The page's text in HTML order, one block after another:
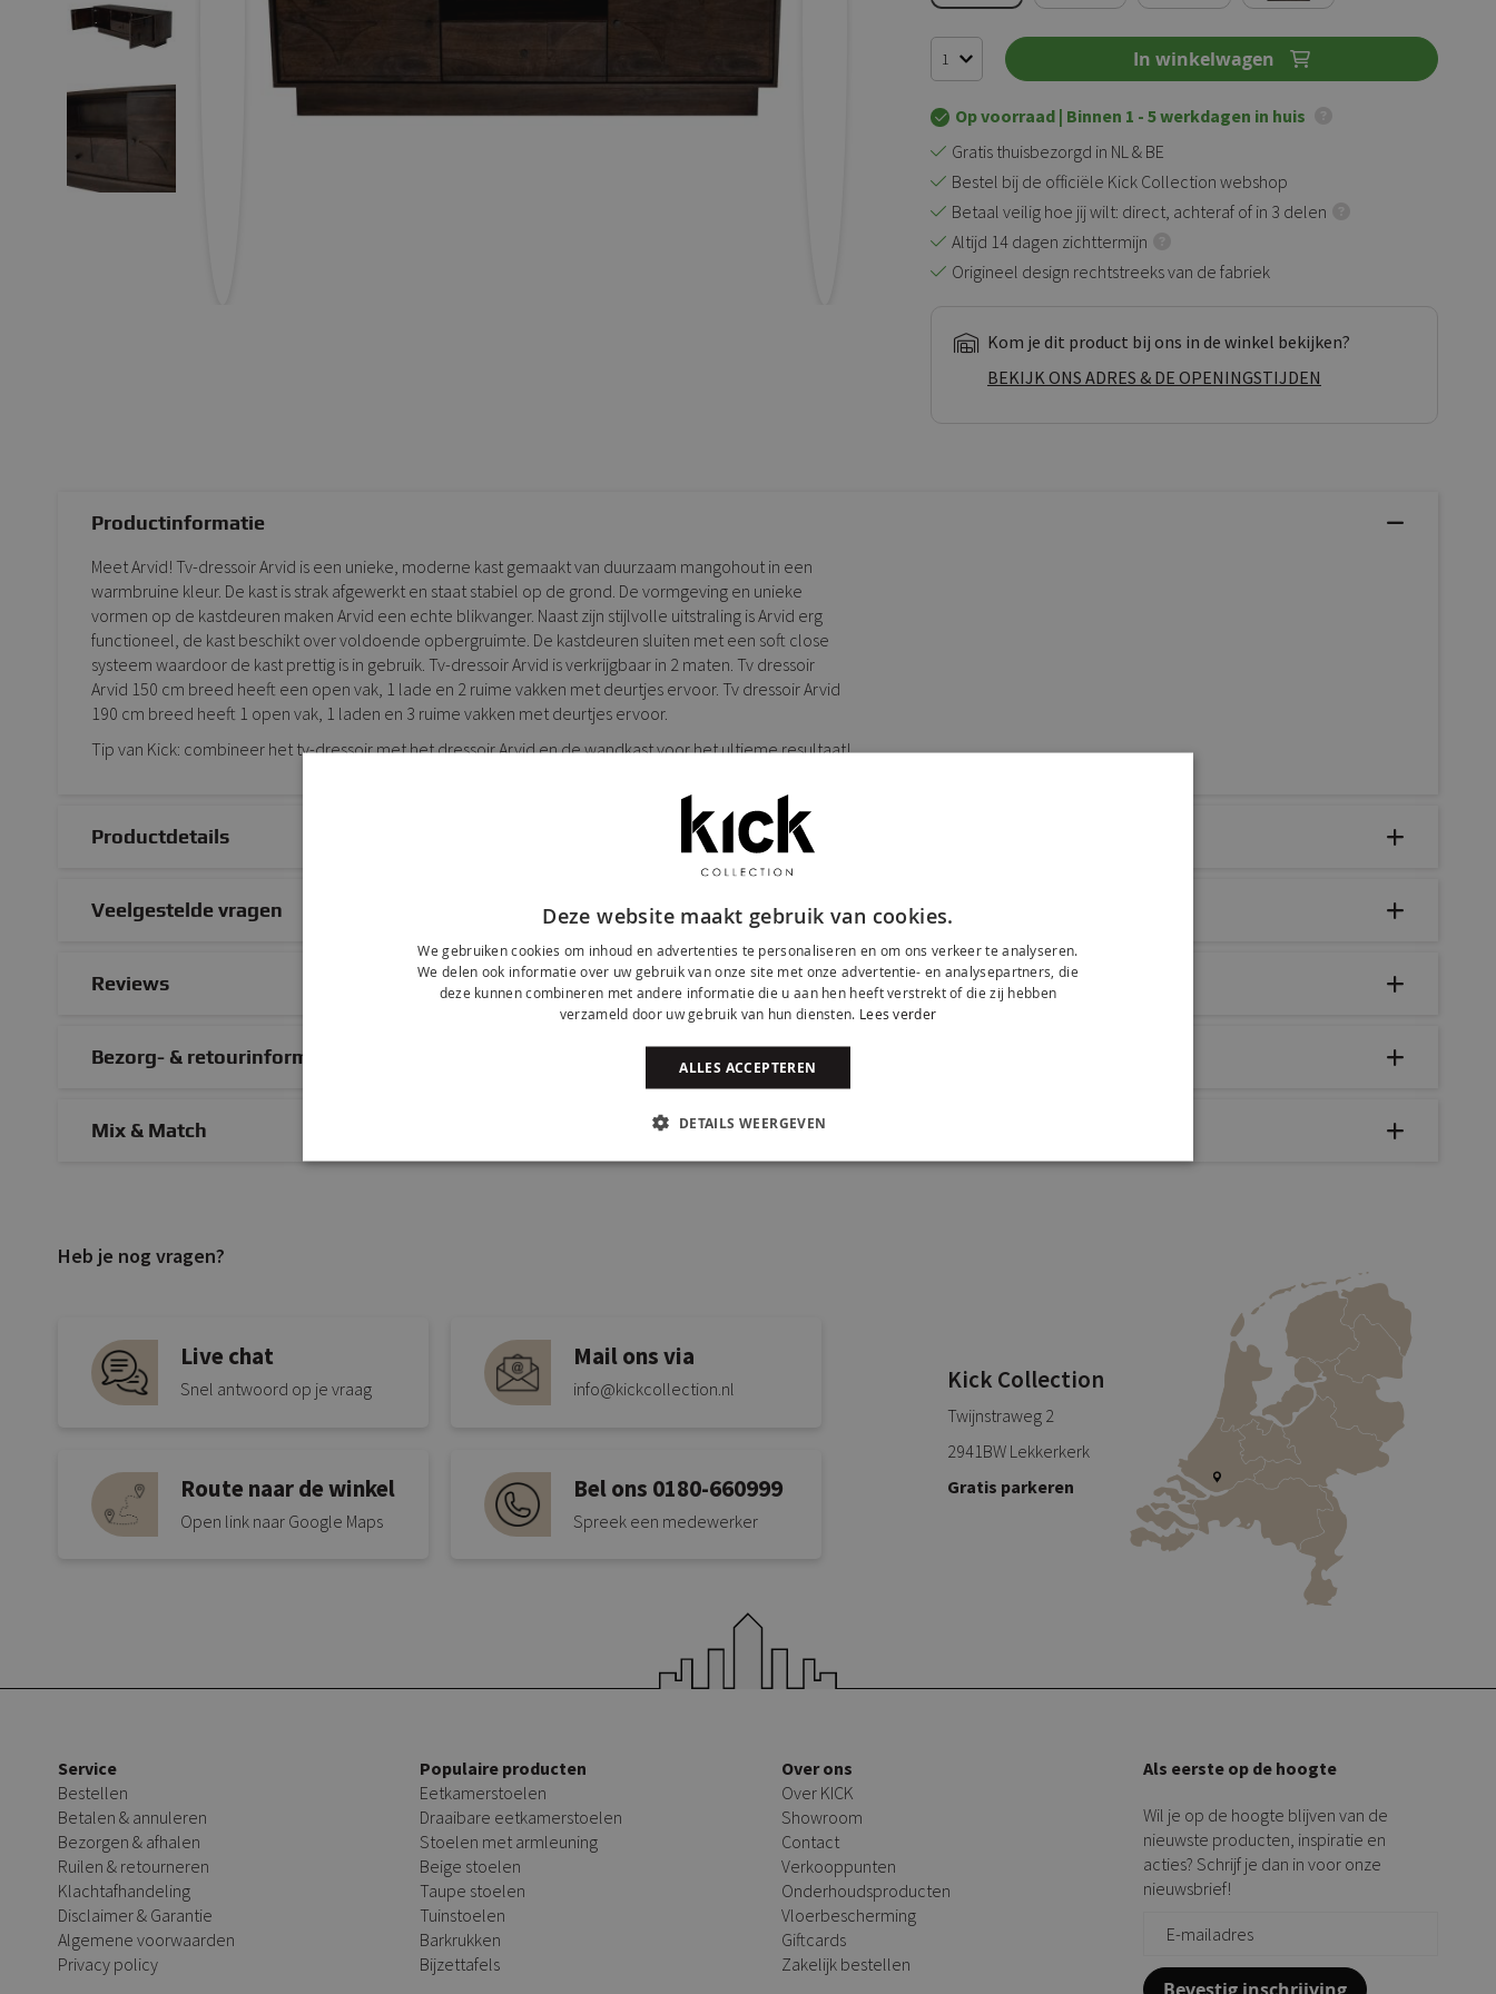
In winkelwagen
Op voorraad | Binnen 1 - 5 werkdagen in huis
Gratis thuisbezorgd in NL & BE
Bestel bij de officiële Kick Collection webshop
Betaal veilig hoe jij wilt: direct, achteraf of in 3 delen
Altijd 14 dagen zichttermijn
Origineel design rechtstreeks van de fabriek
Kom je dit product bij ons in de winkel bekijken?
BEKIJK ONS ADRES & DE OPENINGSTIJDEN
Productinformatie
Meet Arvid! Tv-dressoir Arvid is een unieke, moderne kast gemaakt van duurzaam mangohout in een
warmbruine kleur. De kast is strak afgewerkt en staat stabiel op de grond. De vormgeving en unieke
vormen op de kastdeuren maken Arvid een echte blikvanger. Naast zijn stijlvolle uitstraling is Arvid erg
functioneel, de kast beschikt over voldoende opbergruimte. De kastdeuren sluiten met een soft close
systeem waardoor de kast prettig is in gebruik. Tv-dressoir Arvid is verkrijgbaar in 2 maten. Tv dressoir
Arvid 150 cm breed heeft een open vak, 1 lade en 2 ruime vakken met deurtjes ervoor. Tv dressoir Arvid
190 cm breed heeft 1 open vak, 1 laden en 3 ruime vakken met deurtjes ervoor.
Tip van Kick: combineer het tv-dressoir met het dressoir Arvid en de wandkast voor het ultieme resultaat!
Productdetails
Veelgestelde vragen
Reviews
Bezorg- & retourinformatie
Mix & Match
Heb je nog vragen?
Live chat
Snel antwoord op je vraag
Mail ons via
info@kickcollection.nl
Route naar de winkel
Open link naar Google Maps
Bel ons 0180-660999
Spreek een medewerker
Kick Collection
Twijnstraweg 2
2941BW Lekkerkerk
Gratis parkeren
Service
Bestellen
Betalen & annuleren
Bezorgen & afhalen
Ruilen & retourneren
Klachtafhandeling
Disclaimer & Garantie
Algemene voorwaarden
Privacy policy
Populaire producten
Eetkamerstoelen
Draaibare eetkamerstoelen
Stoelen met armleuning
Beige stoelen
Taupe stoelen
Tuinstoelen
Barkrukken
Bijzettafels
Over ons
Over KICK
Showroom
Contact
Verkooppunten
Onderhoudsproducten
Vloerbescherming
Giftcards
Zakelijk bestellen
Als eerste op de hoogte
Wil je op de hoogte blijven van de
nieuwste producten, inspiratie en
acties? Schrijf je dan in voor onze
nieuwsbrief!
Bevestig inschrijving
Deze website maakt gebruik van cookies.
We gebruiken cookies om inhoud en advertenties te personaliseren en om ons verkeer te analyseren.
We delen ook informatie over uw gebruik van onze site met onze advertentie- en analysepartners, die
deze kunnen combineren met andere informatie die u aan hen heeft verstrekt of die zij hebben
verzameld door uw gebruik van hun diensten. Lees verder
ALLES ACCEPTEREN
DETAILS WEERGEVEN